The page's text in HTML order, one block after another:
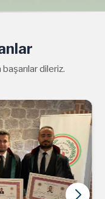
dileriz.